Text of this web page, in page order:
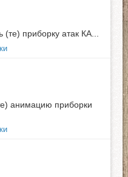
приборку атак КА...
анимацию приборки